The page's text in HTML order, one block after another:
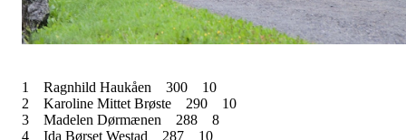
1 Ragnhild Haukåen 300
10
2
Karoline Mittet Brøste 290
10
3
Madelen Dørmænen 288
8
4
Ida Børset Westad 287
10